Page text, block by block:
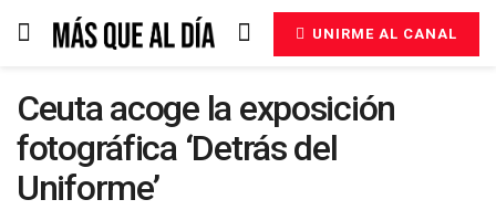
UNIRME AL CANAL
Ceuta acoge la exposición
fotográfica ‘Detrás del
Uniforme’